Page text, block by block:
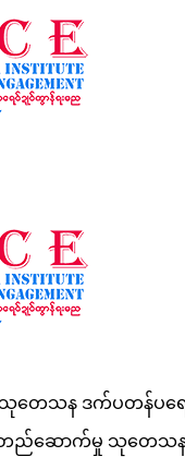
သုတေသန ဒက်ပတန်ပ
း တည်ဆောက်မှု သုတေသ